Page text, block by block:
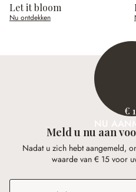
Let it bloom
Nu ontdekken
€
NU
Meld u nu aan
Nadat u zich hebt aangemeld,
waarde van € 15 voor
E-mailadres*